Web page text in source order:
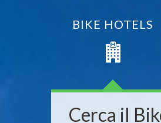
BIKE HOTELS
Cerca il